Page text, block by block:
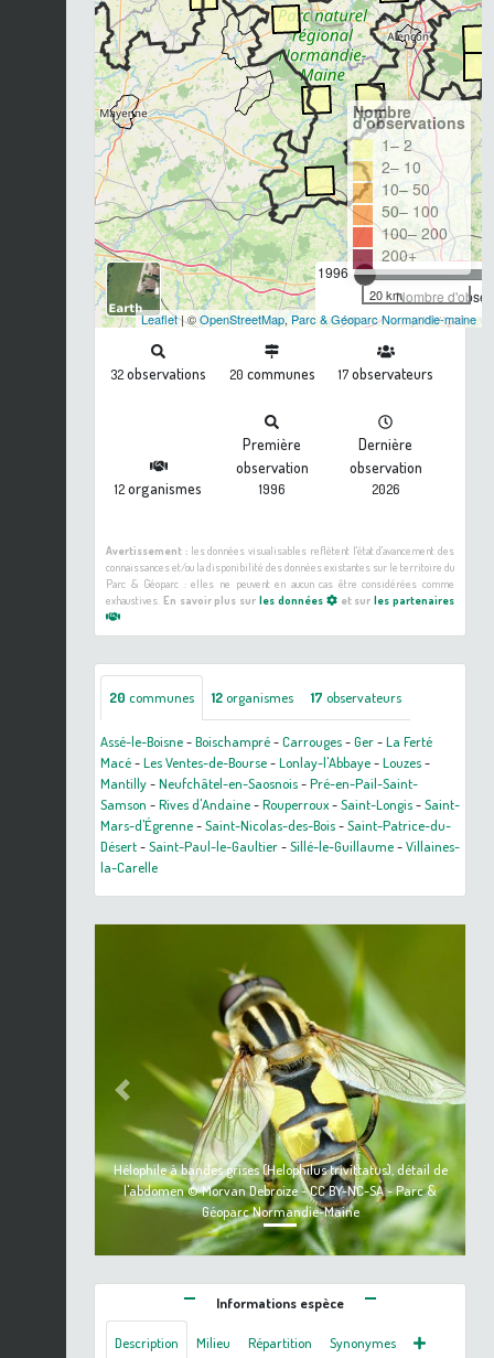
1996
Nombre
Nombre
d'observations
1– 2
2– 10
10– 50
50– 100
100– 200
200+
20 km
Leaflet| ©OpenStreetMap, Parc & Géoparc Normandie-maine
32observations 20 communes 17 observateurs
12organismes
Première
observation
1996
Dernière
observation
2026
Avertissement :les données visualisables reflètent l'état d'avancement des
connaissances et/ou la disponibilité des données existantes sur le territoire du
Parc & Géoparc : elles ne peuvent en aucun cas être considérées comme
exhaustives. En savoir plus sur les données et surles partenaires
20 communes 12organismes 17 observateurs
Assé-le-Boisne-Boischampré-Carrouges-Ger-La Ferté
Macé-Les Ventes-de-Bourse-Lonlay-l'Abbaye-Louzes-
Mantilly-Neufchâtel-en-Saosnois-Pré-en-Pail-Saint-
Samson -Rives d'Andaine-Rouperroux-Saint-Longis-Saint-
Mars-d'Égrenne-Saint-Nicolas-des-Bois-Saint-Patrice-du-
Désert-Saint-Paul-le-Gaultier-Sillé-le-Guillaume-Villaines-
la-Carelle
Hélophile à bandes grises (Helophilus trivittatus), détail de
l'abdomen © Morvan Debroize - CC BY-NC-SA - Parc &
Géoparc Normandie-Maine
Previous Next
Informations espèce
Description Milieu Répartition Synonymes